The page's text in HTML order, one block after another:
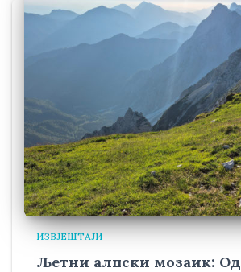
ИЗВЈЕШТАЈИ
Љетни алпски мозаик: Од